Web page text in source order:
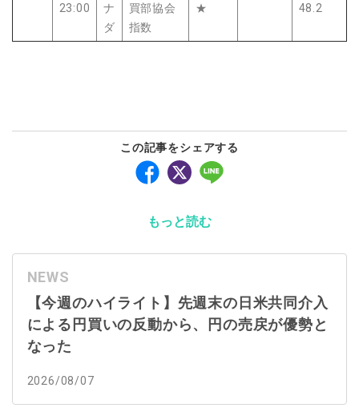
23:00
ナ
ダ
買部協会
指数
★ 48.2
この記事をシェアする
もっと読む
NEWS
【今週のハイライト】先週末の日米共同介入
による円買いの反動から、円の売戻が優勢と
なった
2026/08/07